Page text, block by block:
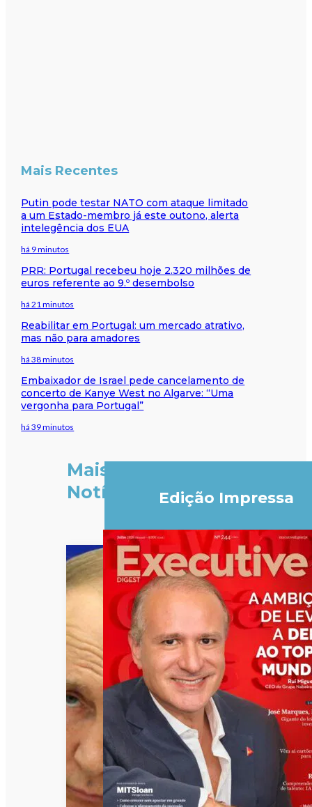
Mais Recentes
Putin pode testar NATO com ataque limitado
a um Estado-membro já este outono, alerta
intelegência dos EUA
há 9 minutos
PRR: Portugal recebeu hoje 2.320 milhões de
euros referente ao 9.º desembolso
há 21 minutos
Reabilitar em Portugal: um mercado atrativo,
mas não para amadores
há 38 minutos
Embaixador de Israel pede cancelamento de
concerto de Kanye West no Algarve: “Uma
vergonha para Portugal”
há 39 minutos
Mais
Notícias
Edição Impressa